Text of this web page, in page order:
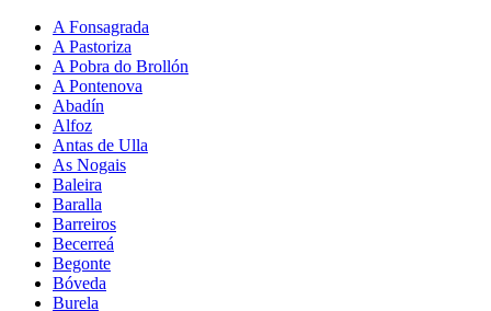
A Fonsagrada
A Pastoriza
A Pobra do Brollón
A Pontenova
Abadín
Alfoz
Antas de Ulla
As Nogais
Baleira
Baralla
Barreiros
Becerreá
Begonte
Bóveda
Burela